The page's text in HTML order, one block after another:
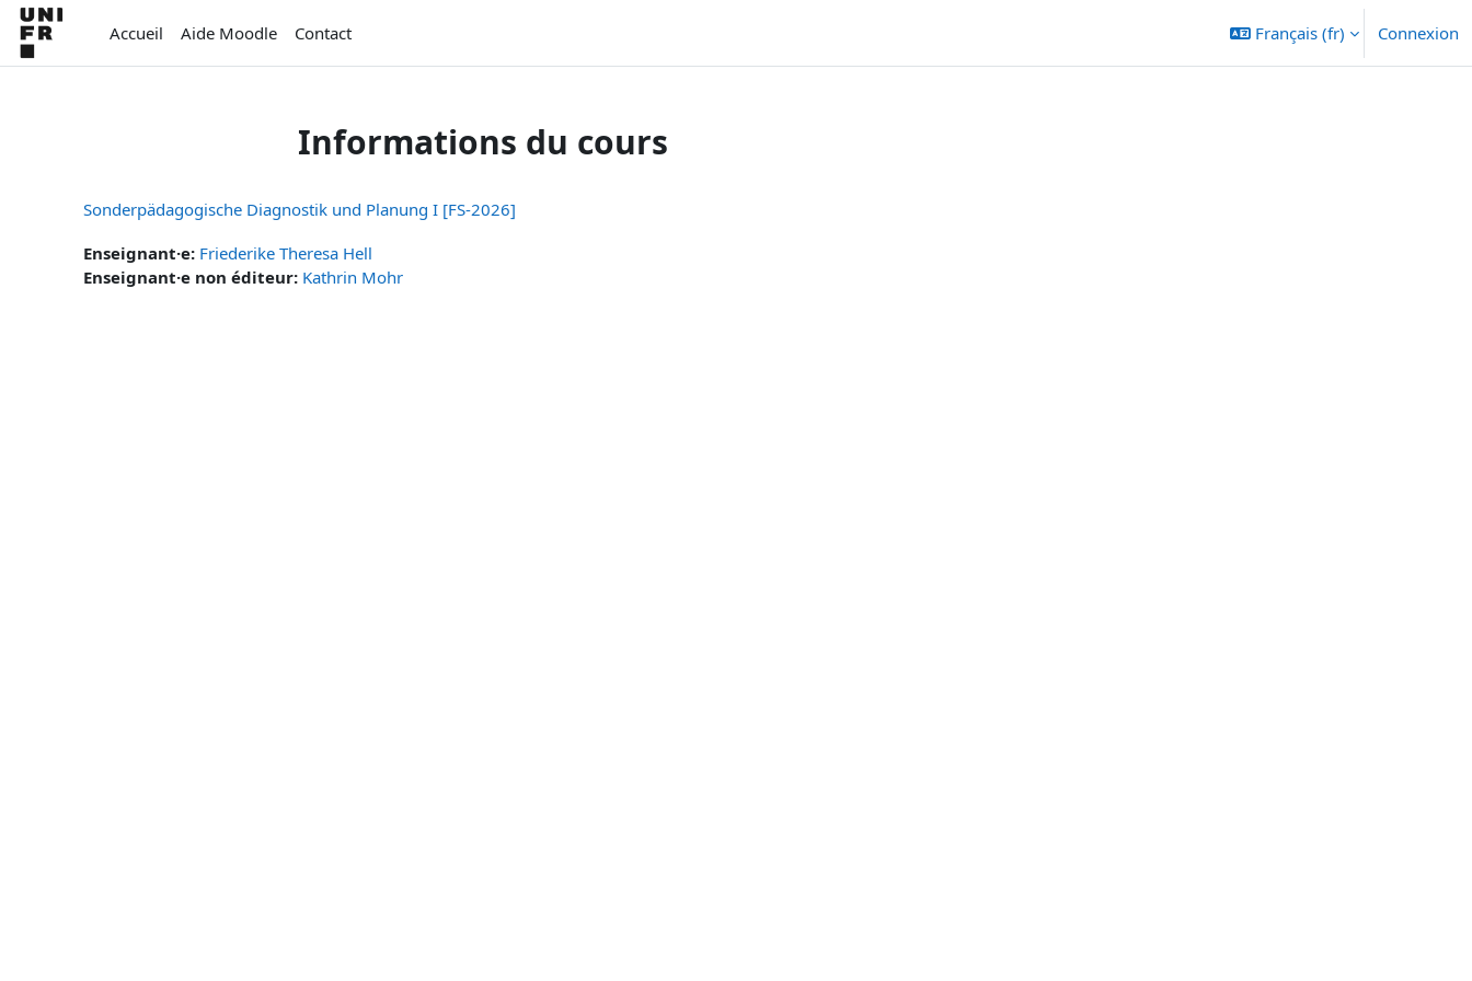
Passer au contenu principal
Accueil
Aide Moodle Contact Français ‎(fr)‎ Connexion
Informations du cours
Sonderpädagogische Diagnostik und Planung I [FS-2026]
Enseignant·e: Friederike Theresa Hell
Enseignant·e non éditeur: Kathrin Mohr